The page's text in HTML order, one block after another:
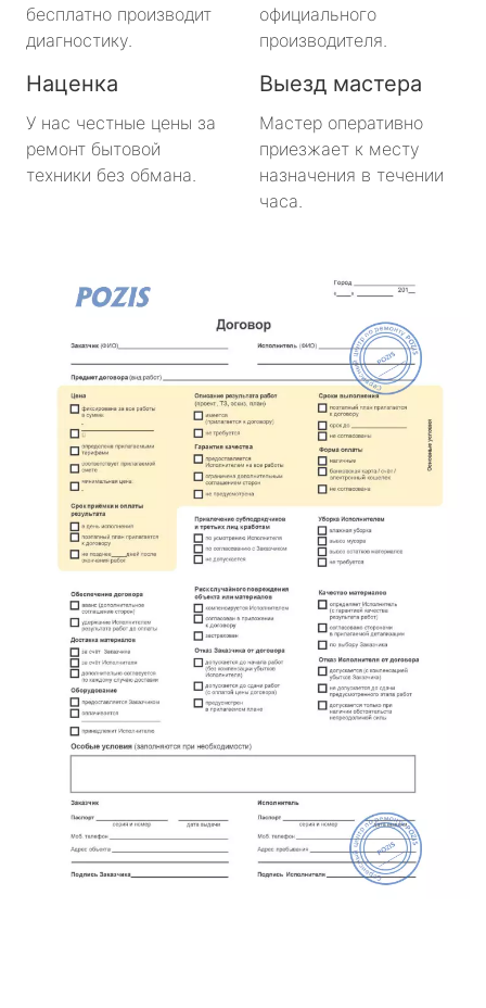
бесплатно производит
диагностику.
официального
производителя.
Наценка
У нас честные цены за
ремонт бытовой
техники без обмана.
Выезд мастера
Мастер оперативно
приезжает к месту
назначения в течении
часа.